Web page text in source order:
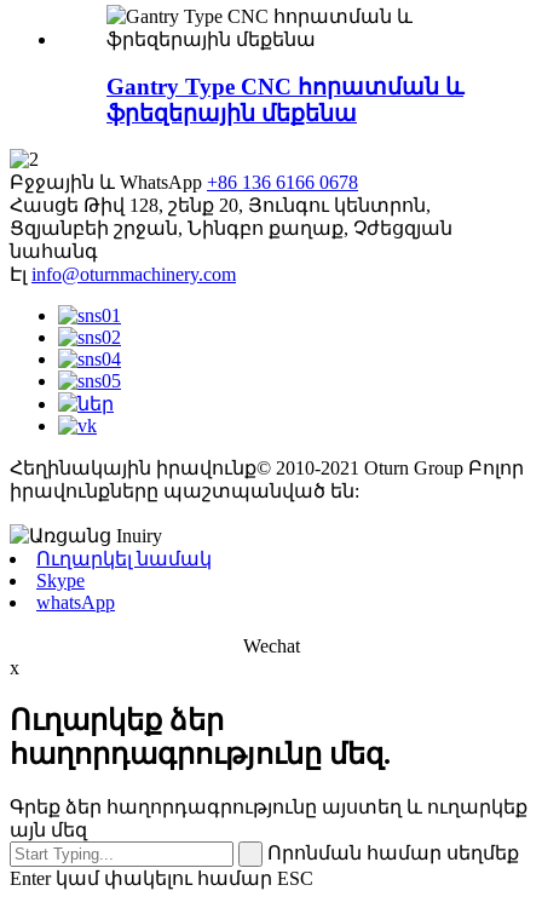
Gantry Type CNC հորատման և
ֆրեզերային մեքենա
Բջջային և WhatsApp +86 136 6166 0678
Հասցե Թիվ 128, շենք 20, Յունգու կենտրոն,
Ցզյանբեի շրջան, Նինգբո քաղաք, Չժեցզյան
նահանգ
Էլ info@oturnmachinery.com
Հեղինակային իրավունք© 2010-2021 Oturn Group Բոլոր
իրավունքները պաշտպանված են:
Ուղարկել նամակ
Skype
whatsApp
Wechat
x
Ուղարկեք ձեր
հաղորդագրությունը մեզ.
Գրեք ձեր հաղորդագրությունը այստեղ և ուղարկեք
այն մեզ
Որոնման համար սեղմեք
Enter կամ փակելու համար ESC